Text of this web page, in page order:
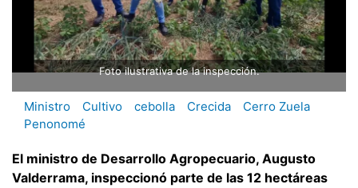
Foto ilustrativa de la inspección.
Ministro Cultivo cebolla Crecida
Cerro Zuela
Penonomé
El ministro de Desarrollo Agropecuario, Augusto
Valderrama, inspeccionó parte de las 12 hectáreas